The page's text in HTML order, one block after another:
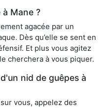
Mane ?
agacée par un
Dès qu’elle se sent en
Et plus vous agitez
cherchera à vous piquer.
nid de guêpes à
vous, appelez des